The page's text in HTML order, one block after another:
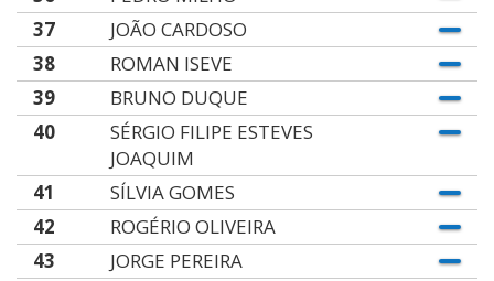
37
JOÃO CARDOSO
38
ROMAN ISEVE
39
BRUNO DUQUE
40
SÉRGIO FILIPE ESTEVES
JOAQUIM
41
SÍLVIA GOMES
42
ROGÉRIO OLIVEIRA
43
JORGE PEREIRA